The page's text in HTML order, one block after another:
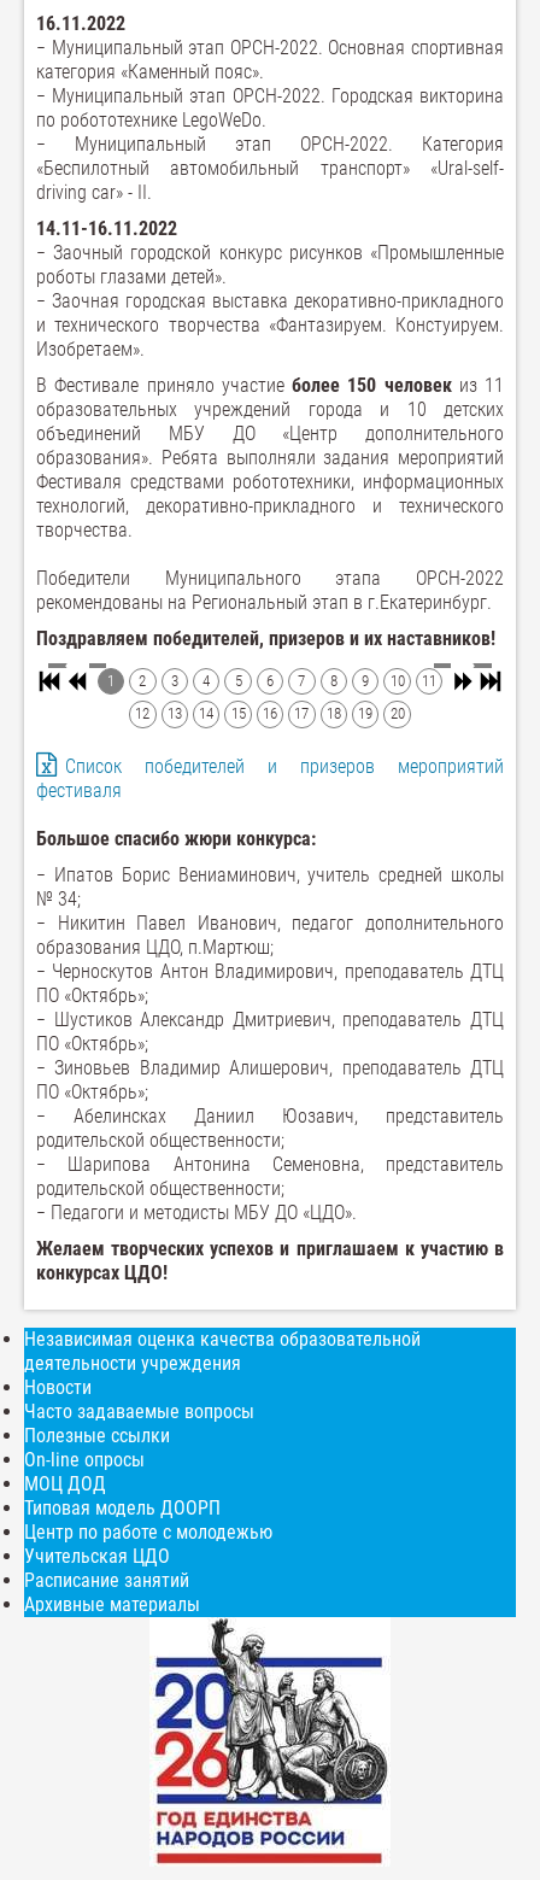
16.11.2022
− Муниципальный этап ОРСН-2022. Основная спортивная
категория «Каменный пояс».
− Муниципальный этап ОРСН-2022. Городская викторина
по робототехнике LegoWeDo.
− Муниципальный этап ОРСН-2022. Категория
«Беспилотный автомобильный транспорт» «Ural-self-
driving car» - II.
14.11-16.11.2022
− Заочный городской конкурс рисунков «Промышленные
роботы глазами детей».
− Заочная городская выставка декоративно-прикладного
и технического творчества «Фантазируем. Констуируем.
Изобретаем».
В Фестивале приняло участие более 150 человекиз 11
образовательных учреждений города и 10 детских
объединений МБУ ДО «Центр дополнительного
образования». Ребята выполняли задания мероприятий
Фестиваля средствами робототехники, информационных
технологий, декоративно-прикладного и технического
творчества.
Победители Муниципального этапа ОРСН-2022
рекомендованы на Региональный этап в г.Екатеринбург.
Поздравляем победителей, призеров и их наставников!
1 2 3 4 5 6 7 8 9 10
11
12
13 14 15 16 17 18 19 20
Список победителей и призеров мероприятий
фестиваля
Большое спасибо жюри конкурса:
− Ипатов Борис Вениаминович, учитель средней школы
№ 34;
− Никитин Павел Иванович, педагог дополнительного
образования ЦДО, п.Мартюш;
− Черноскутов Антон Владимирович, преподаватель ДТЦ
ПО «Октябрь»;
− Шустиков Александр Дмитриевич, преподаватель ДТЦ
ПО «Октябрь»;
− Зиновьев Владимир Алишерович, преподаватель ДТЦ
ПО «Октябрь»;
− Абелинсках Даниил Юозавич, представитель
родительской общественности;
− Шарипова Антонина Семеновна, представитель
родительской общественности;
− Педагоги и методисты МБУ ДО «ЦДО».
Желаем творческих успехов и приглашаем к участию в
конкурсах ЦДО!
Независимая оценка качества образовательной
деятельности учреждения
Новости
Часто задаваемые вопросы
Полезные ссылки
On-line опросы
МОЦ ДОД
Типовая модель ДООРП
Центр по работе с молодежью
Учительская ЦДО
Расписание занятий
Архивные материалы